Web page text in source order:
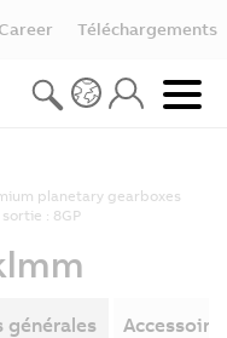
Career Téléchargements
planetary gearboxes
: 8GP